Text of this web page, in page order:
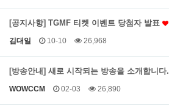
[공지사항] TGMF 티켓 이벤트 당첨자 발표
김대일 10-10 26,968
[방송안내] 새로 시작되는 방송을 소개합니다.
WOWCCM 02-03 26,890